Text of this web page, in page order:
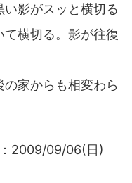
影がスッと横切る
横切る。影が往復
家からも相変わら
2009/09/06(日)